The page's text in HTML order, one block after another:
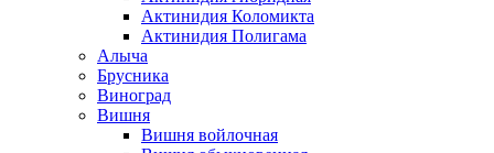
Актинидия Коломикта
Актинидия Полигама
Алыча
Брусника
Виноград
Вишня
Вишня войлочная